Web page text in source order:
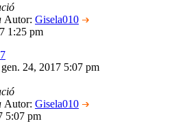
Autor: Gisela010
1:25 pm
24, 2017 5:07 pm
Autor: Gisela010
5:07 pm